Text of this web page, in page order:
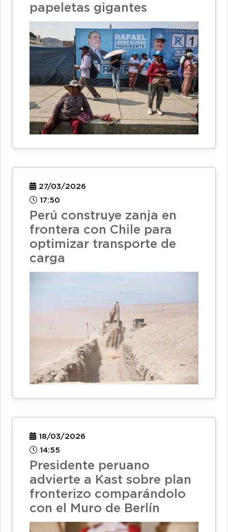
papeletas gigantes
27/03/2026
17:50
Perú construye zanja en
frontera con Chile para
optimizar transporte de
carga
18/03/2026
14:55
Presidente peruano
advierte a Kast sobre plan
fronterizo comparándolo
con el Muro de Berlín